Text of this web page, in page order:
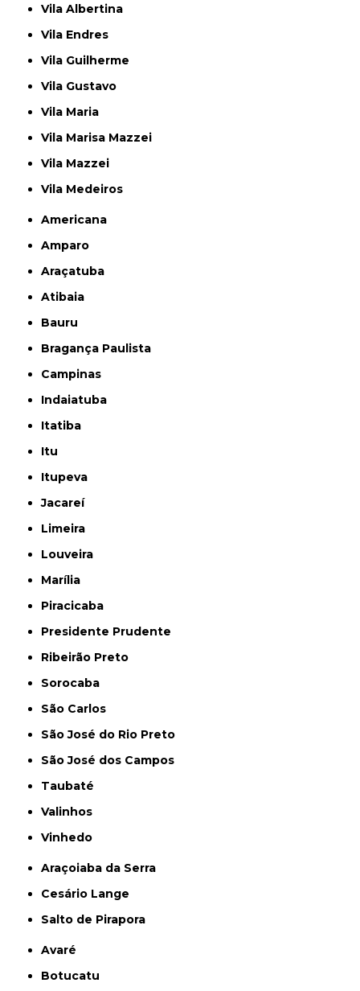
Vila Albertina
Vila Endres
Vila Guilherme
Vila Gustavo
Vila Maria
Vila Marisa Mazzei
Vila Mazzei
Vila Medeiros
Americana
Amparo
Araçatuba
Atibaia
Bauru
Bragança Paulista
Campinas
Indaiatuba
Itatiba
Itu
Itupeva
Jacareí
Limeira
Louveira
Marília
Piracicaba
Presidente Prudente
Ribeirão Preto
Sorocaba
São Carlos
São José do Rio Preto
São José dos Campos
Taubaté
Valinhos
Vinhedo
Araçoiaba da Serra
Cesário Lange
Salto de Pirapora
Avaré
Botucatu